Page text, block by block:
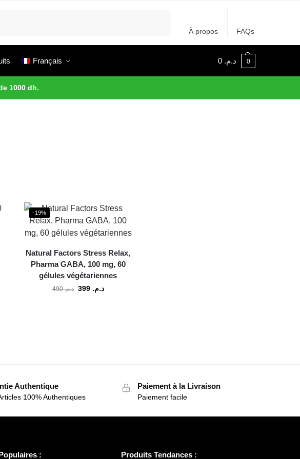
À propos FAQs
Français د.م. 0
1000 dh.
-19%
Natural Factors Stress Relax,
Pharma GABA, 100 mg, 60
gélules végétariennes
د.م.490 د.م. 399
Authentique
100% Authentiques
Paiement à la Livraison
Paiement facile
: Produits Tendances :